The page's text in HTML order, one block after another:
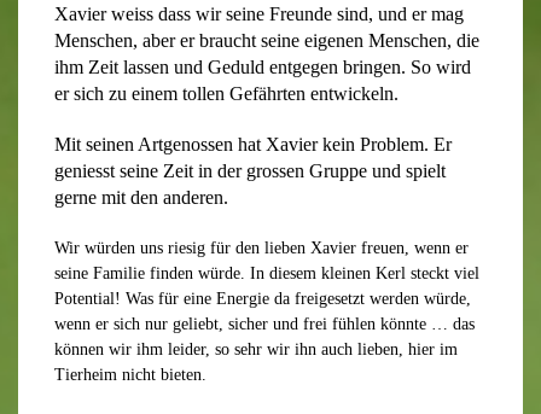
Xavier weiss dass wir seine Freunde sind, und er mag
Menschen, aber er braucht seine eigenen Menschen, die
ihm Zeit lassen und Geduld entgegen bringen. So wird
er sich zu einem tollen Gefährten entwickeln.
Mit seinen Artgenossen hat Xavier kein Problem. Er
geniesst seine Zeit in der grossen Gruppe und spielt
gerne mit den anderen.
Wir würden uns riesig für den lieben Xavier freuen, wenn er
seine Familie finden würde. In diesem kleinen Kerl steckt viel
Potential! Was für eine Energie da freigesetzt werden würde,
wenn er sich nur geliebt, sicher und frei fühlen könnte … das
können wir ihm leider, so sehr wir ihn auch lieben, hier im
Tierheim nicht bieten.